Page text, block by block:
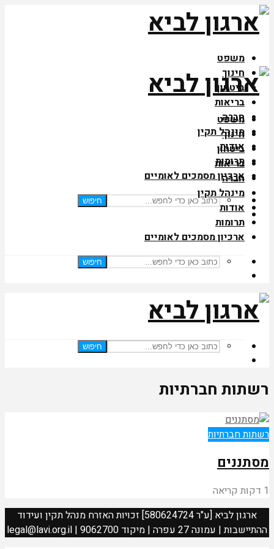
משפט
חינוך
ביטחון
בריאות
חברה
מינהל תקין
אודות
תרומות
ארכיון מסמכים לאומיים
חיפוש
משפט
חינוך
ביטחון
בריאות
חברה
מינהל תקין
אודות
תרומות
ארכיון מסמכים לאומיים
חיפוש
חיפוש
רשתות חברתיות
רשתות חברתיות
מסתננים
1 דקות קריאה
ארגון לביא [ע"ר 580624724] זכויות האזרח מנהל תקין ועידוד
ההתיישבות | עמונה 27 עפרה | מיקוד 9062700 | legal@lavi.org.il